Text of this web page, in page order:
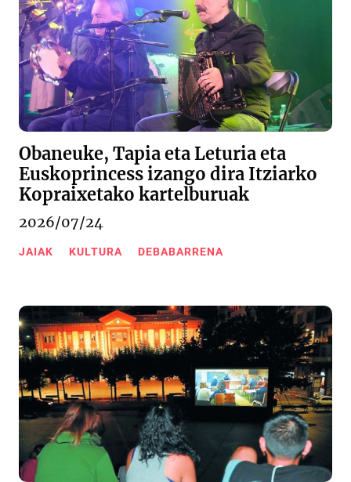
Obaneuke, Tapia eta Leturia eta
Euskoprincess izango dira Itziarko
Kopraixetako kartelburuak
2026/07/24
JAIAK KULTURA DEBABARRENA